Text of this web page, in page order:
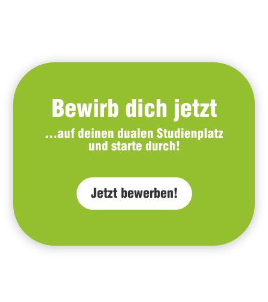
Bewirb dich jetzt
…auf deinen dualen Studienplatz
und starte durch!
Jetzt bewerben!